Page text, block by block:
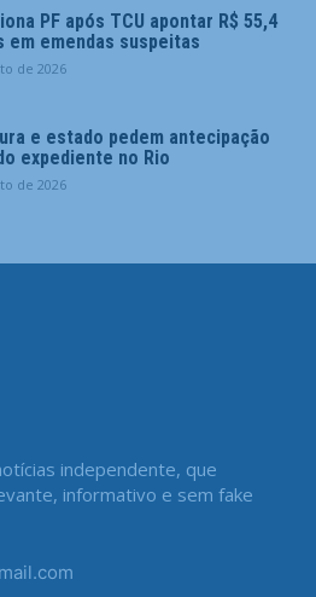
PF após TCU apontar R$ 55,4
em emendas suspeitas
de 2026
e estado pedem antecipação
expediente no Rio
de 2026
independente, que
informativo e sem fake